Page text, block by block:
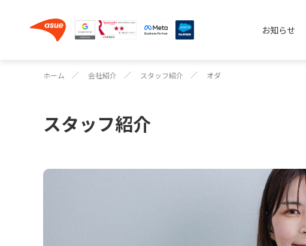
お知らせ
ホーム 会社紹介 スタッフ紹介 オダ
スタッフ紹介